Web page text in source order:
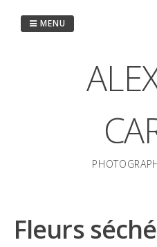
MENU
Fleurs